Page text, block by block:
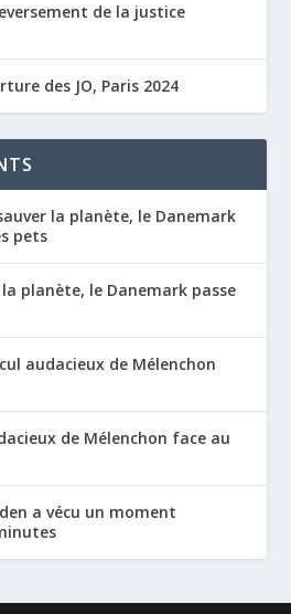
de la justice
des JO, Paris 2024
la planète, le Danemark
pets
planète, le Danemark passe
audacieux de Mélenchon
de Mélenchon face au
a vécu un moment